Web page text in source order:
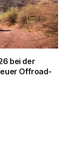
bei der
Offroad-